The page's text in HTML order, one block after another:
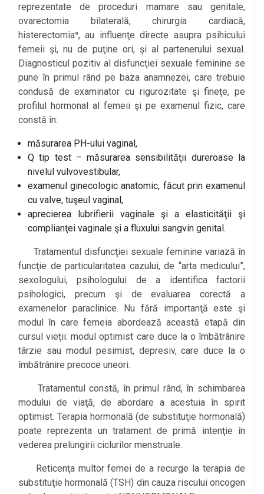
reprezentate de proceduri mamare sau genitale,
ovarectomia bilaterală, chirurgia cardiacă,
histerectomia⁹, au influenţe directe asupra psihicului
femeii şi, nu de puţine ori, şi al partenerului sexual.
Diagnosticul pozitiv al disfuncţiei sexuale feminine se
pune în primul rând pe baza anamnezei, care trebuie
condusă de examinator cu rigurozitate şi fineţe, pe
profilul hormonal al femeii şi pe examenul fizic, care
constă în:
măsurarea PH-ului vaginal,
Q tip test – măsurarea sensibilităţii dureroase la
nivelul vulvovestibular,
examenul ginecologic anatomic, făcut prin examenul
cu valve, tuşeul vaginal,
aprecierea lubrifierii vaginale şi a elasticităţii şi
complianţei vaginale şi a fluxului sangvin genital.
Tratamentul disfuncţiei sexuale feminine variază în
funcţie de particularitatea cazului, de “arta medicului”,
sexologului, psihologului de a identifica factorii
psihologici, precum şi de evaluarea corectă a
examenelor paraclinice. Nu fără importanţă este şi
modul în care femeia abordează această etapă din
cursul vieţii: modul optimist care duce la o îmbătrânire
târzie sau modul pesimist, depresiv, care duce la o
îmbătrânire precoce uneori.
Tratamentul constă, în primul rând, în schimbarea
modului de viaţă, de abordare a acestuia în spirit
optimist. Terapia hormonală (de substituţie hormonală)
poate reprezenta un tratament de primă intenţie în
vederea prelungirii ciclurilor menstruale.
Reticenţa multor femei de a recurge la terapia de
substituţie hormonală (TSH) din cauza riscului oncogen